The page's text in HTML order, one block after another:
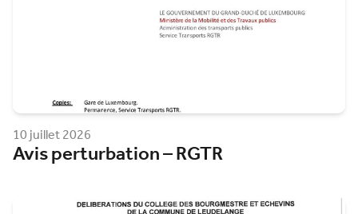
10 juillet 2026
Avis perturbation – RGTR